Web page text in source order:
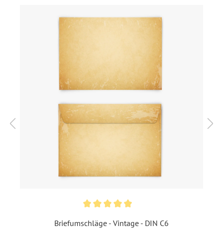
DIN A6 hoch (105 x 148
Individuell bedruckt
Inklusiv-Leistungen: Inkl. Druck Ihrer Texte
Ohne Foto
Bilderdruckpapier 300 g /
m², Naturpapier 300 g / m²
diesen Preis können Sie mit
der Deutschen Post
Briefumschläge - Vintage - DIN C6